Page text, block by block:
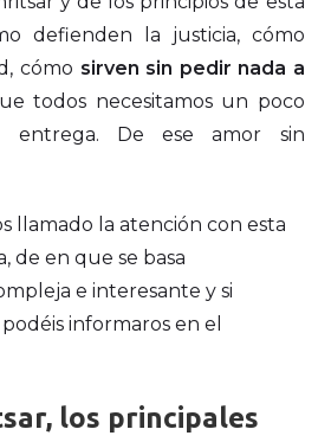
defienden la justicia, cómo
cómo sirven sin pedir nada a
todos necesitamos un poco
entrega. De ese amor sin
llamado la atención con esta
de en que se basa
e interesante y si
informaros en el
los principales